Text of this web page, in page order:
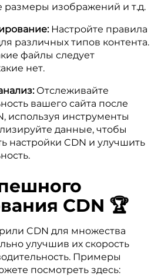
размеры изображений и т.д.
Настройте правила
различных типов контента.
файлы следует
нет.
Отслеживайте
вашего сайта после
используя инструменты
данные, чтобы
настройки CDN и улучшить
CDN 🏆
CDN для множества
улучшив их скорость
Примеры
посмотреть здесь: